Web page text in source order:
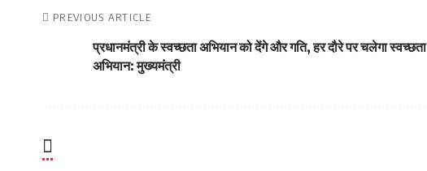
PREVIOUS ARTICLE
प्रधानमंत्री के स्वच्छता अभियान को देंगे और गति, हर दौरे पर चलेगा स्वच्छता
अभियान: मुख्यमंत्री